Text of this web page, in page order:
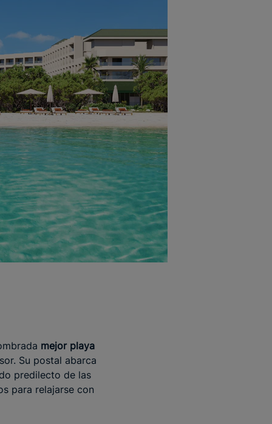
mejor playa
Su postal abarca
predilecto de las
para relajarse con